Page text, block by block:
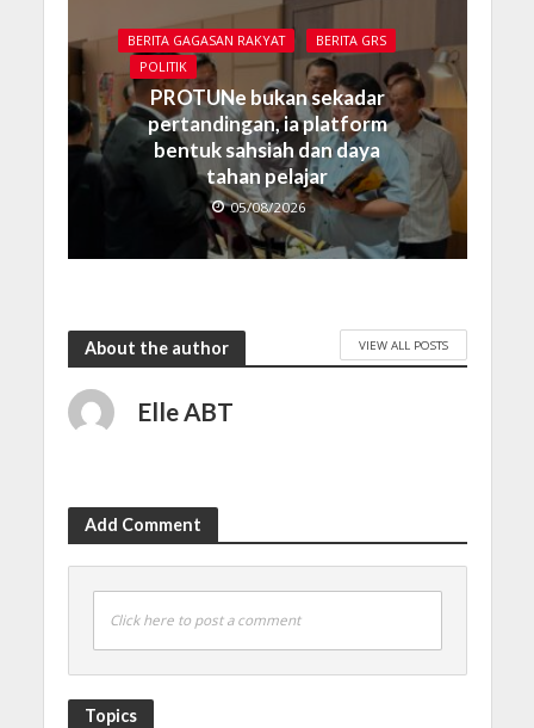
BERITA GAGASAN RAKYAT
BERITA GRS
POLITIK
PROTUNe bukan sekadar
pertandingan, ia platform
bentuk sahsiah dan daya
tahan pelajar
05/08/2026
About the author VIEW ALL POSTS
Elle ABT
Add Comment
Click here to post a comment
Topics